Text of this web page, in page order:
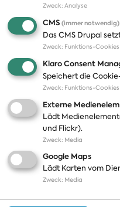
Positionen
Publikationen
Termine
Jobs und Ausbildung
Häufige Fragen
Podcast
Abonnements
Aktualisierungen
Kontakt
Impressum
Zweck: Analyse
CMS (immer notwendig)
Das CMS Drupal
Zweck: Funktions-Cookies
Klaro Consent
Speichert die
Zweck: Funktions-Cookies
Externe
Lädt
und Flickr).
Zweck: Media
Google Maps
Lädt Karten vom
Zweck: Media